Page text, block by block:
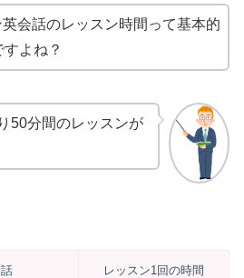
会話のレッスン時間って基本的
よね？
50分間のレッスンが
レッスン1回の時間